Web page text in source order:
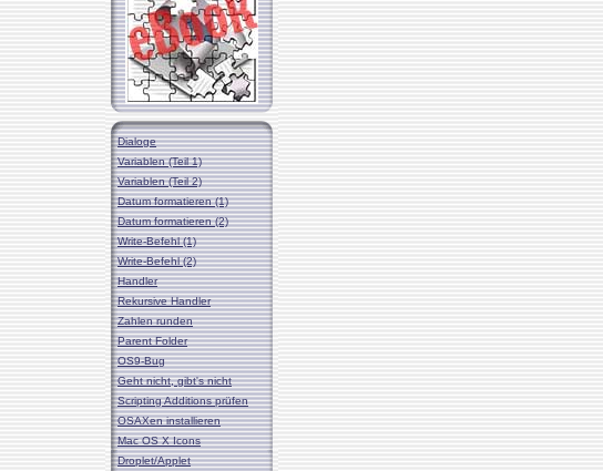
Dialoge
Variablen (Teil 1)
Variablen (Teil 2)
Datum formatieren (1)
Datum formatieren (2)
Write-Befehl (1)
Write-Befehl (2)
Handler
Rekursive Handler
Zahlen runden
Parent Folder
OS9-Bug
Geht nicht, gibt's nicht
Scripting Additions prüfen
OSAXen installieren
Mac OS X Icons
Droplet/Applet